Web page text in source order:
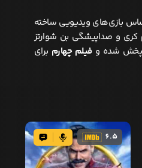
بازی‌های ویدیویی ساخته
کری و صداپیشگی بن شوارتز
پخش شده وفیلم چهارم برای
6.5